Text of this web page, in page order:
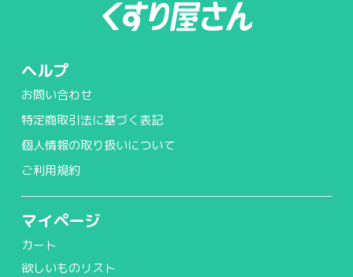
ヘルプ
お問い合わせ
特定商取引法に基づく表記
個人情報の取り扱いについて
ご利用規約
マイページ
カート
欲しいものリスト